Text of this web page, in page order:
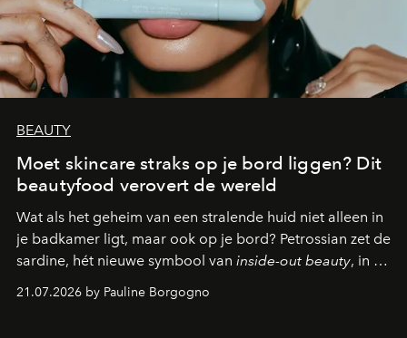
BEAUTY
Moet skincare straks op je bord liggen? Dit
beautyfood verovert de wereld
Wat als het geheim van een stralende huid niet alleen in
je badkamer ligt, maar ook op je bord? Petrossian zet de
sardine, hét nieuwe symbool van inside-out beauty, in de
21.07.2026 by Pauline Borgogno